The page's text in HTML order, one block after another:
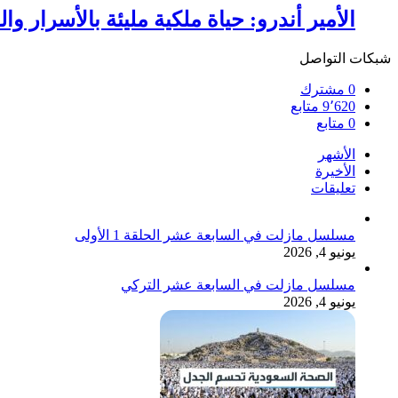
الأمير أندرو: حياة ملكية مليئة بالأسرار
شبكات التواصل
0 مشترك
9٬620 متابع
0 متابع
الأشهر
الأخيرة
تعليقات
مسلسل مازلت في السابعة عشر الحلقة 1 الأولى
يونيو 4, 2026
مسلسل مازلت في السابعة عشر التركي
يونيو 4, 2026